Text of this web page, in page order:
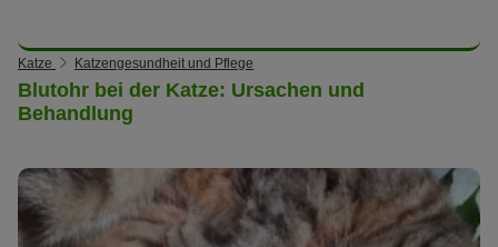
Katze Katzengesundheit und Pflege
Blutohr bei der Katze: Ursachen und
Behandlung